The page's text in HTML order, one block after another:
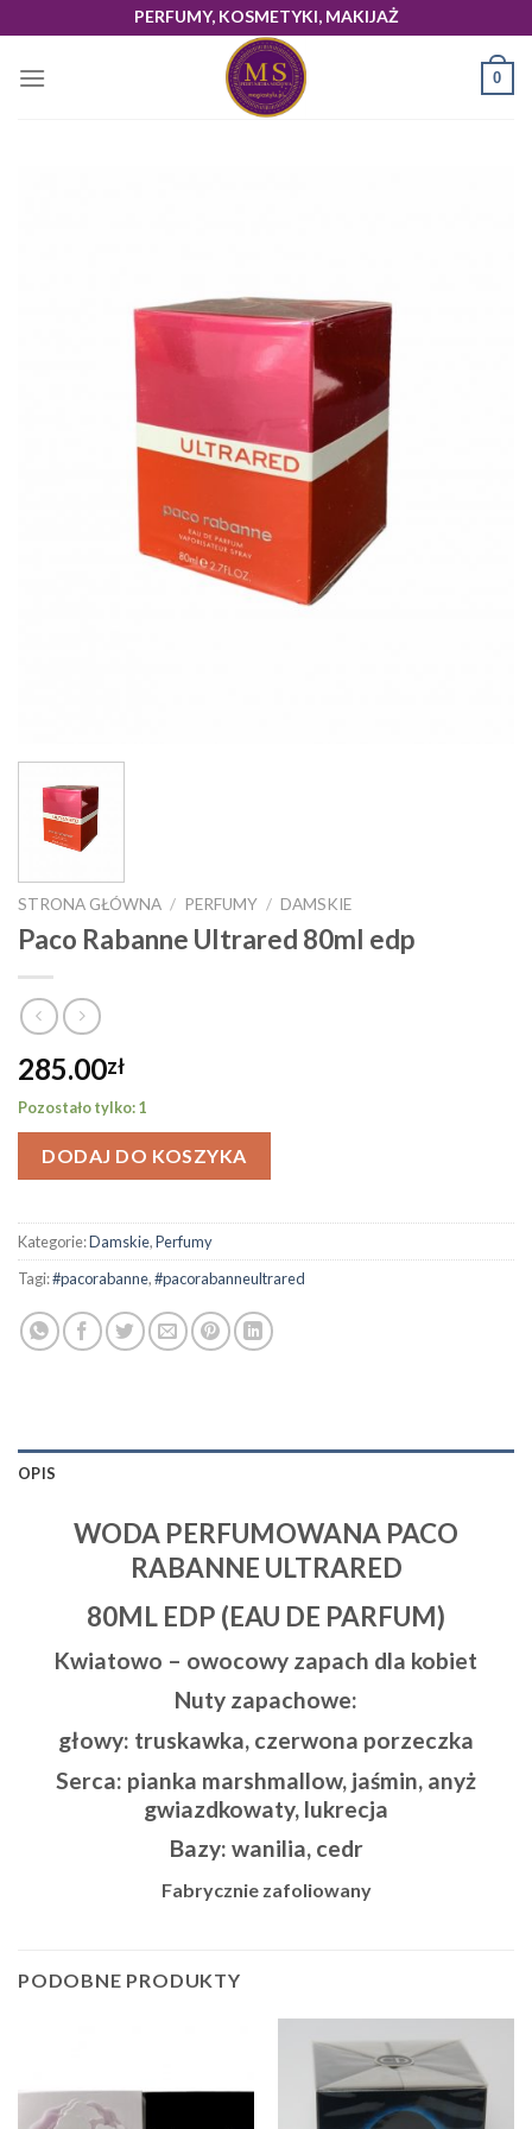
to
content
PERFUMY, KOSMETYKI, MAKIJAŻ
0
STRONA GŁÓWNA / PERFUMY / DAMSKIE
Paco Rabanne Ultrared 80ml edp
285.00zł
Pozostało tylko: 1
DODAJ DO KOSZYKA
Kategorie:Damskie,Perfumy
Tagi:#pacorabanne,#pacorabanneultrared
OPIS
WODA PERFUMOWANA PACO
RABANNE ULTRARED
80ML EDP (EAU DE PARFUM)
Kwiatowo – owocowy zapach dla kobiet
Nuty zapachowe:
głowy: truskawka, czerwona porzeczka
Serca: pianka marshmallow, jaśmin, anyż
gwiazdkowaty, lukrecja
Bazy: wanilia, cedr
Fabrycznie zafoliowany
PODOBNE PRODUKTY